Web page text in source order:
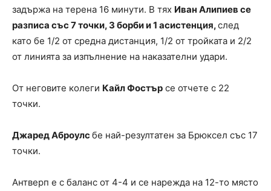
задържа на терена 16 минути. В тях Иван Алипиев се
разписа със 7 точки, 3 борби и 1 асистенция,след
като бе 1/2 от средна дистанция, 1/2 от тройката и 2/2
от линията за изпълнение на наказателни удари.
От неговите колеги Кайл Фостър се отчете с 22
точки.
Джаред Аброулсбе най-резултатен за Брюксел със 17
точки.
Антверп е с баланс от 4-4 и се нарежда на 12-то място